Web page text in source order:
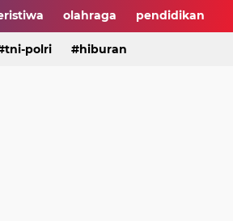
PSEL Legok Nangka
Pangan Harga Terjangkau
olahraga pendidikan
hiburan serba serbi
tni-polri hiburan